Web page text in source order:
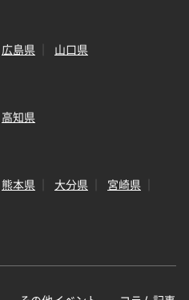
広島県 山口県
高知県
熊本県 大分県
宮崎県